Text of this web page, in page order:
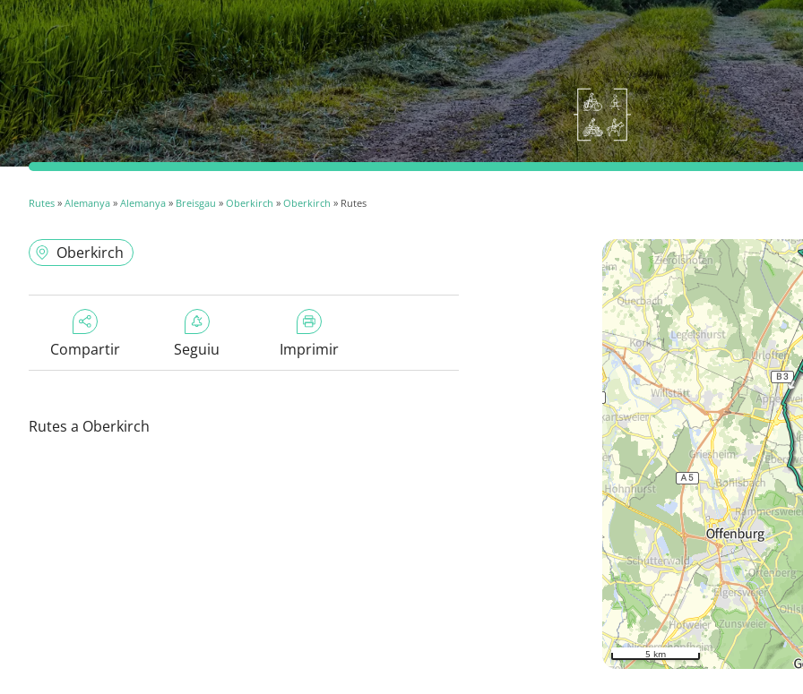
Rutes » Alemanya » Alemanya » Breisgau » Oberkirch » Oberkirch » Rutes
Oberkirch
Compartir Seguiu Imprimir
Rutes a Oberkirch
5 km